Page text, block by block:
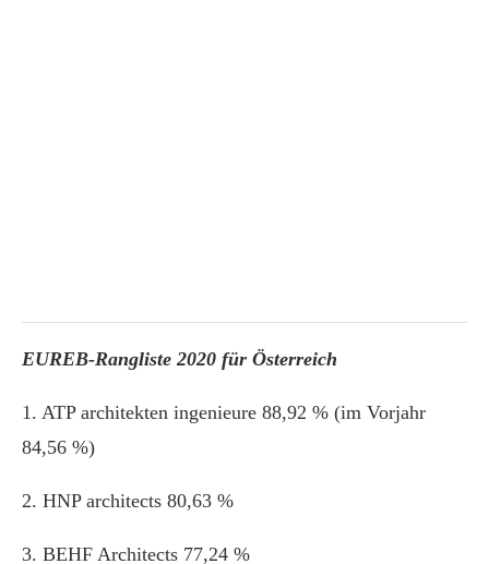
EUREB-Rangliste 2020 für Österreich
1. ATP architekten ingenieure 88,92 % (im Vorjahr
84,56 %)
2. HNP architects 80,63 %
3. BEHF Architects 77,24 %